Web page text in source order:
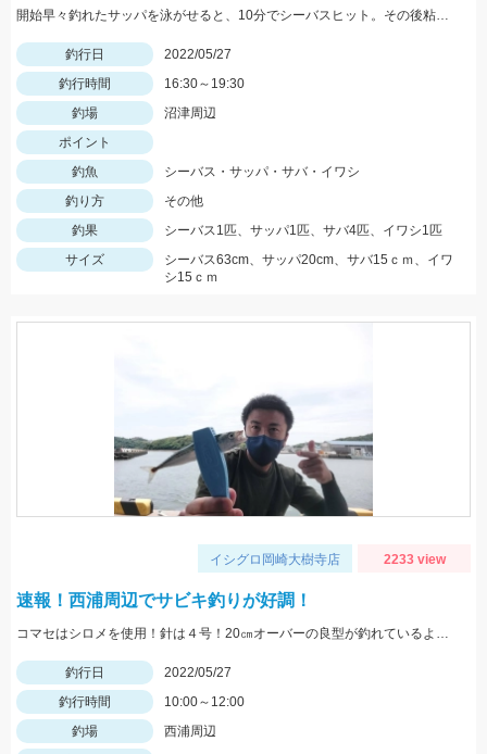
開始早々釣れたサッパを泳がせると、10分でシーバスヒット。その後粘るも肝心のアオリイカが釣れない。
釣行日
2022/05/27
釣行時間
16:30～19:30
釣場
沼津周辺
ポイント
釣魚
シーバス・サッパ・サバ・イワシ
釣り方
その他
釣果
シーバス1匹、サッパ1匹、サバ4匹、イワシ1匹
サイズ
シーバス63cm、サッパ20cm、サバ15ｃｍ、イワ
シ15ｃｍ
イシグロ岡崎大樹寺店 2233 view
速報！西浦周辺でサビキ釣りが好調！
コマセはシロメを使用！針は４号！20㎝オーバーの良型が釣れているようです！
釣行日
2022/05/27
釣行時間
10:00～12:00
釣場
西浦周辺